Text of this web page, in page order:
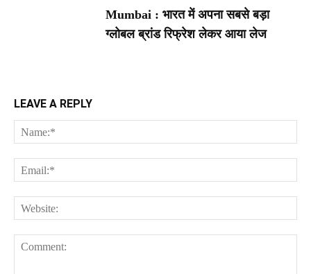
Mumbai : भारत में अपना सबसे बड़ा
ग्लोबल ब्रांड रिफ्रेश लेकर आया लेज
LEAVE A REPLY